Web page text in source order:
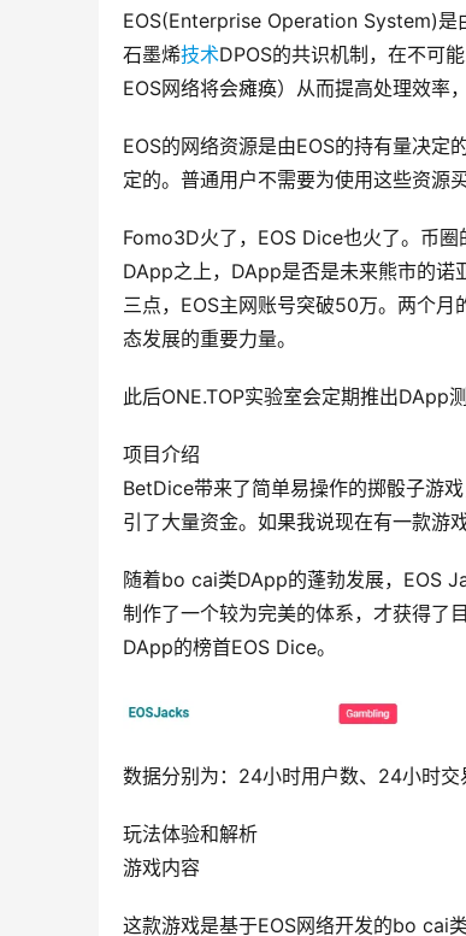
EOS(Enterprise Operation System)是
石墨烯技术DPOS的共识机制，在不可
EOS网络将会瘫痪）从而提高处理效率
EOS的网络资源是由EOS的持有量决定
定的。普通用户不需要为使用这些资源
Fomo3D火了，EOS Dice也火了。币
DApp之上，DApp是否是未来熊市的诺
三点，EOS主网账号突破50万。两个
态发展的重要力量。
此后ONE.TOP实验室会定期推出DApp
项目介绍
BetDice带来了简单易操作的掷骰子游
引了大量资金。如果我说现在有一款游
随着bo cai类DApp的蓬勃发展，EOS
制作了一个较为完美的体系，才获得了
DApp的榜首EOS Dice。
数据分别为：24小时用户数、24小时
玩法体验和解析
游戏内容
这款游戏是基于EOS网络开发的bo cai